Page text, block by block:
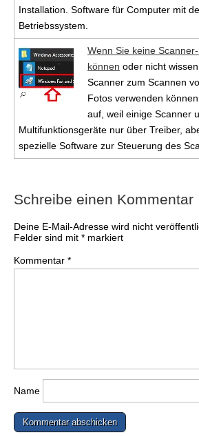
Installation. Software für Computer mit
Betriebssystem.
Wenn Sie keine
können oder nicht
Scanner zum Scannen
Fotos verwenden
auf, weil einige Scanner
Multifunktionsgeräte nur über Treiber,
spezielle Software zur Steuerung des
Schreibe einen Kommentar
Deine E-Mail-Adresse wird nicht
Felder sind mit * markiert
Kommentar *
Name